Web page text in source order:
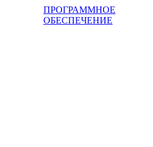
ПРОГРАММНОЕ
ОБЕСПЕЧЕНИЕ